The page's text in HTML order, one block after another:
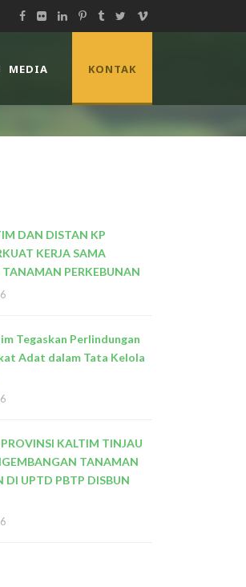
MEDIA KONTAK
DAN DISTAN KP
KERJA SAMA
TANAMAN PERKEBUNAN
Tegaskan Perlindungan
Adat dalam Tata Kelola
KALTIM TINJAU
TANAMAN
DI UPTD PBTP DISBUN